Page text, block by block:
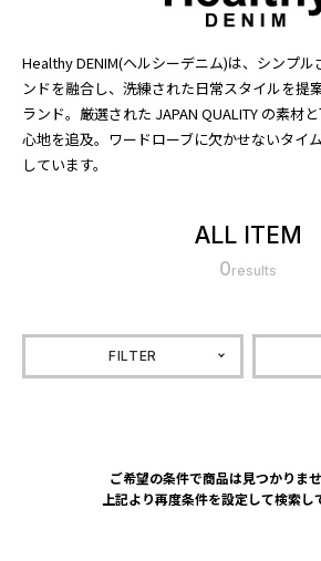
Healthy DENIM(ヘルシーデニム)は、シンプ
ンドを融合し、洗練された日常スタイルを提
ランド。厳選された JAPAN QUALITY の素材
心地を追及。ワードローブに欠かせないタイ
しています。
ALL ITEM
0results
FILTER
ご希望の条件で商品は見つかりませ
上記より再度条件を設定して検索し